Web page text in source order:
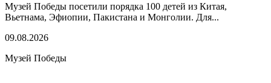
Музей Победы посетили порядка 100 детей из Китая,
Вьетнама, Эфиопии, Пакистана и Монголии. Для...
09.08.2026
Музей Победы